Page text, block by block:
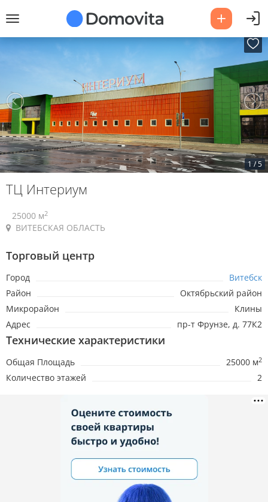
1 /5
ТЦ Интериум
25000 м2
ВИТЕБСКАЯ ОБЛАСТЬ
Торговый центр
Город
Витебск
Район
Октябрьский район
Микрорайон
Клины
Адрес
пр-т Фрунзе, д. 77К2
Технические характеристики
Общая Площадь 25000 м2
Количество этажей 2